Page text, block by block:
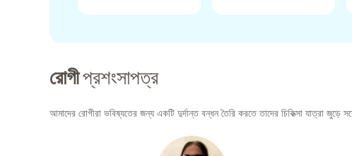
রোগীপ্রশংসাপত্র
আমাদের রোগীরা ভবিষ্যতের জন্য একটি দুর্দান্ত বন্ধন তৈরি করতে তাদের চিকিত্সা যাত্রা জুড়ে